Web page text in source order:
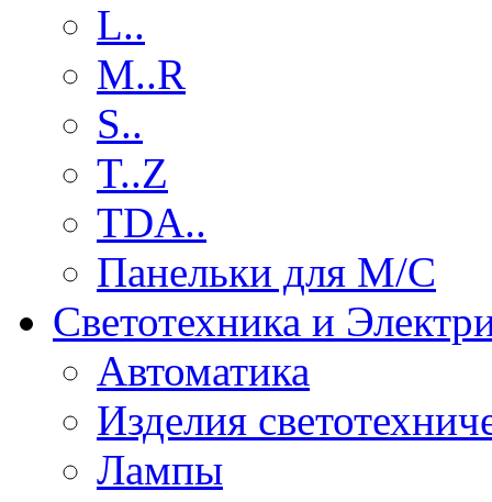
L..
M..R
S..
T..Z
TDA..
Панельки для М/С
Светотехника и
Автоматика
Изделия
Лампы